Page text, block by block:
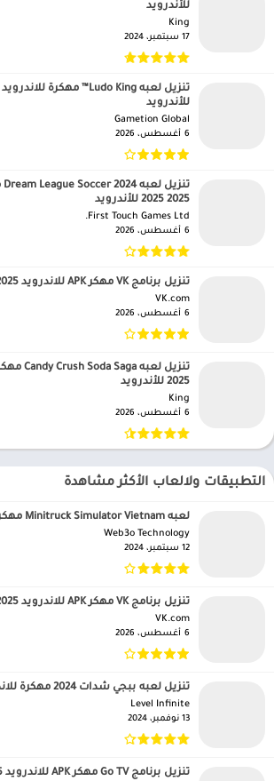
للأندرويد
King‏
17 سبتمبر، 2024
للأندرويد
Gametion Global‏
6 أغسطس، 2026
2025 2025 للأندرويد
First Touch Games Ltd.‏
6 أغسطس، 2026
تنزيل برنامج VK مهكر APK للاندرويد 2025 للاندرويد
VK.com‏
6 أغسطس، 2026
2025 للأندرويد
King‏
6 أغسطس، 2026
التطبيقات ولالعاب الأكثر مشاهدة
لعبه Minitruck Simulator Vietnam مهكرة للاندرويد APK 2025
Web3o Technology‏
12 سبتمبر، 2024
تنزيل برنامج VK مهكر APK للاندرويد 2025 للاندرويد
VK.com‏
6 أغسطس، 2026
تنزيل لعبه ببجي شدات 2024 مهكرة للاندرويد APK 2025
Level Infinite‏
13 نوفمبر، 2024
تنزيل برنامج Go TV مهكر APK للاندرويد 2025 للاندرويد